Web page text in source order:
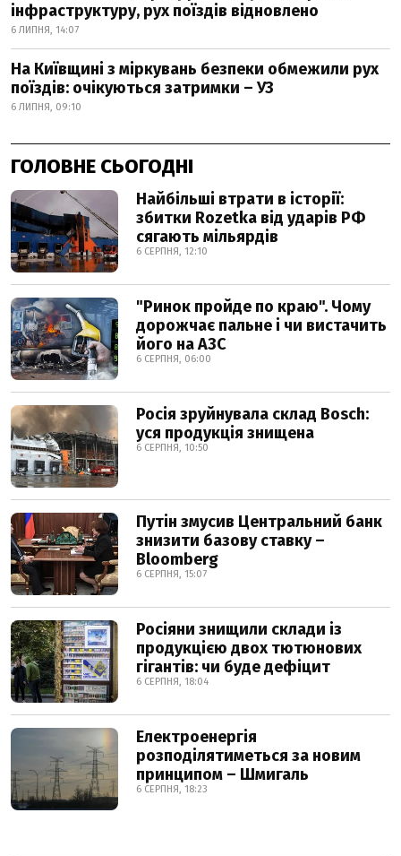
інфраструктуру, рух поїздів відновлено
6 ЛИПНЯ, 14:07
На Київщині з міркувань безпеки обмежили рух
поїздів: очікуються затримки – УЗ
6 ЛИПНЯ, 09:10
ГОЛОВНЕ СЬОГОДНІ
Найбільші втрати в історії:
збитки Rozetka від ударів РФ
сягають мільярдів
6 СЕРПНЯ, 12:10
"Ринок пройде по краю". Чому
дорожчає пальне і чи вистачить
його на АЗС
6 СЕРПНЯ, 06:00
Росія зруйнувала склад Bosch:
уся продукція знищена
6 СЕРПНЯ, 10:50
Путін змусив Центральний банк
знизити базову ставку –
Bloomberg
6 СЕРПНЯ, 15:07
Росіяни знищили склади із
продукцією двох тютюнових
гігантів: чи буде дефіцит
6 СЕРПНЯ, 18:04
Електроенергія
розподілятиметься за новим
принципом – Шмигаль
6 СЕРПНЯ, 18:23